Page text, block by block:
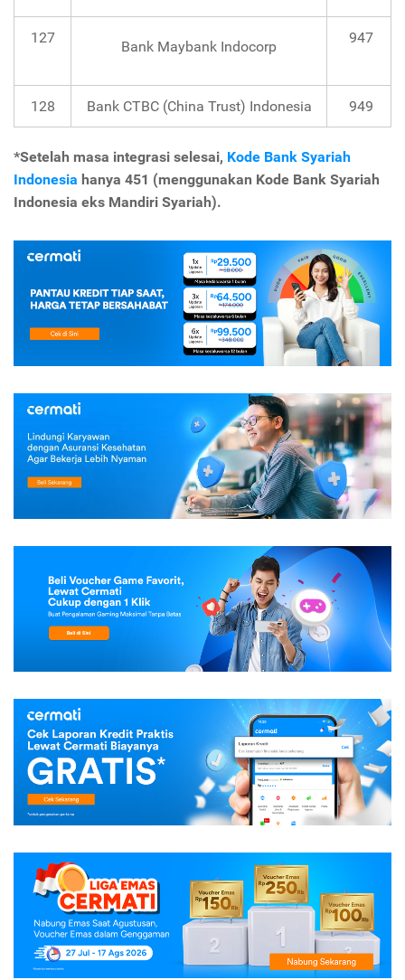
127
Bank Maybank Indocorp
947
128 Bank CTBC (China Trust) Indonesia 949
*Setelah masa integrasi selesai, Kode Bank Syariah
Indonesia hanya 451 (menggunakan Kode Bank Syariah
Indonesia eks Mandiri Syariah).